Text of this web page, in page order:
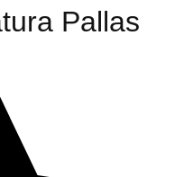
Pallas